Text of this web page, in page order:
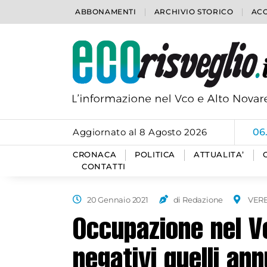
ABBONAMENTI ARCHIVIO STORICO
Aggiornato al 8 Agosto 2026
CRONACA POLITICA ATTUALITA’
CONTATTI
20 Gennaio 2021 di Redazione
Occupazione nel